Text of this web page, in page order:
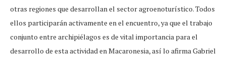
otras regiones que desarrollan el sector agroenoturístico. Todos
ellos participarán activamente en el encuentro, ya que el trabajo
conjunto entre archipiélagos es de vital importancia para el
desarrollo de esta actividad en Macaronesia, así lo afirma Gabriel